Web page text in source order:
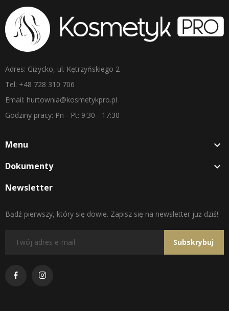
Adres: Giżycko, ul. Kętrzyńskiego 2
Tel: +48 728 310 706
Email: hurtownia@kosmetykpro.pl
Godziny pracy: Pn - Pt: 9:30 - 17:30
Menu 
Dokumenty 
Newsletter
Bądź pierwszy, który się dowie. Zapisz się na newsletter już dziś!
Subskrybuj